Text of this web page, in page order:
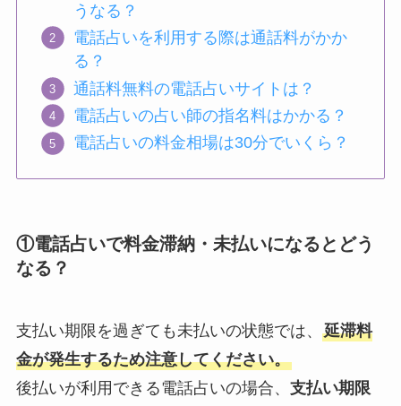
うなる？
電話占いを利用する際は通話料がかか
る？
通話料無料の電話占いサイトは？
電話占いの占い師の指名料はかかる？
電話占いの料金相場は30分でいくら？
①電話占いで料金滞納・未払いになるとどう
なる？
支払い期限を過ぎても未払いの状態では、 延滞料
金が発生するため注意してください。
後払いが利用できる電話占いの場合、 支払い期限